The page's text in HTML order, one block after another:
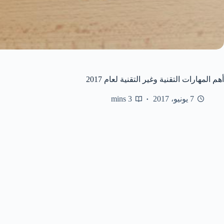
أهم المهارات التقنية وغير التقنية لعام 2017
7 يونيو، 2017 3 mins